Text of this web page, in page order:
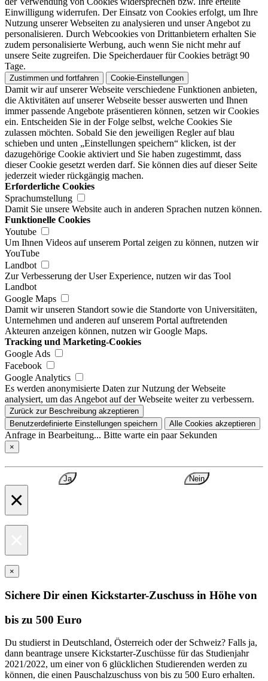
Einwilligung widerrufen. Der Einsatz von Cookies erfolgt, um Ihre
Nutzung unserer Webseiten zu analysieren und unser Angebot zu
personalisieren. Durch Webcookies von Drittanbietern erhalten Sie
zudem personalisierte Werbung, auch wenn Sie nicht mehr auf
unsere Seite zugreifen. Die Speicherdauer für Cookies beträgt 90
Tage.
Zustimmen und fortfahren Cookie-Einstellungen
Damit wir auf unserer Webseite verschiedene Funktionen anbieten,
die Aktivitäten auf unserer Webseite besser auswerten und Ihnen
immer passende Angebote präsentieren können, setzen wir Cookies
ein. Entscheiden Sie in der Folge selbst, welche Cookies Sie
zulassen möchten. Sobald Sie den jeweiligen Regler auf blau
schieben und unten „Einstellungen speichern“ klicken, ist der
dazugehörige Cookie aktiviert und Sie haben zugestimmt, dass
dieser Cookie gesetzt werden darf. Sie können dies auf dieser Seite
jederzeit wieder rückgängig machen.
Erforderliche Cookies
Sprachumstellung
Damit Sie unsere Website auch in anderen Sprachen nutzen können.
Funktionelle Cookies
Youtube
Um Ihnen Videos auf unserem Portal zeigen zu können, nutzen wir
YouTube
Landbot
Zur Verbesserung der User Experience, nutzen wir das Tool
Landbot
Google Maps
Damit wir unseren Standort sowie die Standorte von Universitäten,
Unternehmen und anderen auf unserem Portal auftretenden
Akteuren anzeigen können, nutzen wir Google Maps.
Tracking und Marketing-Cookies
Google Ads
Facebook
Google Analytics
Es werden anonymisierte Daten zur Nutzung der Webseite
analysiert, um das Angebot auf der Webseite weiter zu verbessern.
Zurück zur Beschreibung akzeptieren
Benutzerdefinierte Einstellungen speichern
Alle Cookies akzeptieren
Anfrage in Bearbeitung... Bitte warte ein paar Sekunden
×
Ja Nein
×
×
Sichere Dir einen Kickstarter-Zuschuss in Höhe von
bis zu 500 Euro
Du studierst in Deutschland, Österreich oder der Schweiz? Falls ja,
dann beantrage unsere Kickstarter-Zuschüsse für das Studienjahr
2021/2022, um einer von 6 glücklichen Studierenden werden zu
können, die einen Pauschalzuschuss von bis zu 500 Euro erhalten.